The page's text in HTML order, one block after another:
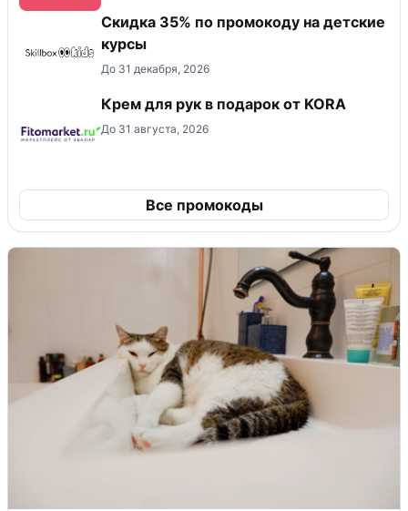
Скидка 35% по промокоду на детские
курсы
До 31 декабря, 2026
Крем для рук в подарок от KORA
До 31 августа, 2026
Все промокоды